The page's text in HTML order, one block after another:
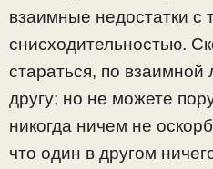
взаимные недостатки с
снисходительностью.
стараться, по взаимной
другу; но не можете
никогда ничем не
что один в другом